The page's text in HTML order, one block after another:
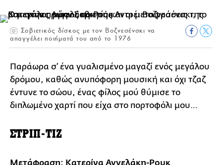
Σοβιετικός δίσκος με τον Βοζνεσένσκι να
απαγγέλει ποιήματά του από το 1976
Παράωρα σ’ ένα γυαλισμένο μαγαζί ενός μεγάλου
δρόμου, καθώς ανυπόφορη μουσική και όχι τζαζ
έντυνε το σώου, ένας φίλος μού θύμισε το
διπλωμένο χαρτί που είχα στο πορτοφόλι μου…
ΣΤΡΙΠ-ΤΙΖ
Μετάφραση: Κατερίνα Αγγελάκη-Ρουκ